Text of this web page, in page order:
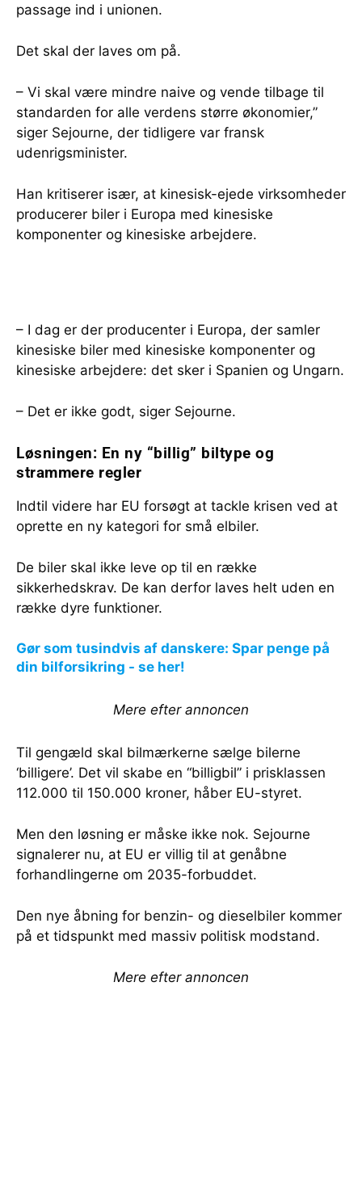
passage ind i unionen.
Det skal der laves om på.
– Vi skal være mindre naive og vende tilbage til
standarden for alle verdens større økonomier,”
siger Sejourne, der tidligere var fransk
udenrigsminister.
Han kritiserer især, at kinesisk-ejede virksomheder
producerer biler i Europa med kinesiske
komponenter og kinesiske arbejdere.
– I dag er der producenter i Europa, der samler
kinesiske biler med kinesiske komponenter og
kinesiske arbejdere: det sker i Spanien og Ungarn.
– Det er ikke godt, siger Sejourne.
Løsningen: En ny “billig” biltype og
strammere regler
Indtil videre har EU forsøgt at tackle krisen ved at
oprette en ny kategori for små elbiler.
De biler skal ikke leve op til en række
sikkerhedskrav. De kan derfor laves helt uden en
række dyre funktioner.
Gør som tusindvis af danskere: Spar penge på
din bilforsikring - se her!
Mere efter annoncen
Til gengæld skal bilmærkerne sælge bilerne
‘billigere’. Det vil skabe en “billigbil” i prisklassen
112.000 til 150.000 kroner, håber EU-styret.
Men den løsning er måske ikke nok. Sejourne
signalerer nu, at EU er villig til at genåbne
forhandlingerne om 2035-forbuddet.
Den nye åbning for benzin- og dieselbiler kommer
på et tidspunkt med massiv politisk modstand.
Mere efter annoncen